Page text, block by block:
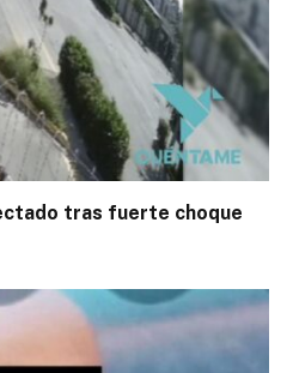
tras fuerte choque